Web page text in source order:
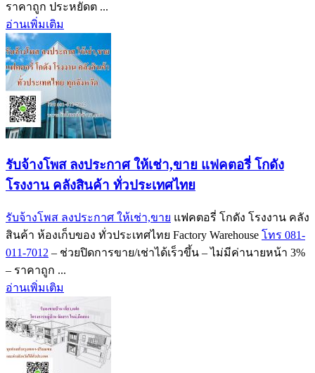
ราคาถูก ประหยัดต ...
อ่านเพิ่มเติม
รับจ้างโพส ลงประกาศ ให้เช่า,ขาย แฟคตอรี่ โกดัง
โรงงาน คลังสินค้า ทั่วประเทศไทย
รับจ้างโพส ลงประกาศ ให้เช่า,ขาย แฟคตอรี่ โกดัง โรงงาน คลัง
สินค้า ห้องเก็บของ ทั่วประเทศไทย Factory Warehouse โทร 081-
011-7012 – ช่วยปิดการขาย/เช่าได้เร็วขึ้น – ไม่มีค่านายหน้า 3%
– ราคาถูก ...
อ่านเพิ่มเติม